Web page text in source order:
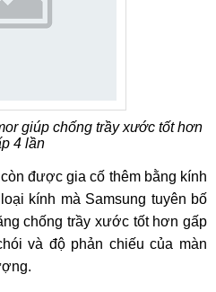
giúp chống trầy xước tốt hơn
4 lần
được gia cố thêm bằng kính
kính mà Samsung tuyên bố
chống trầy xước tốt hơn gấp
và độ phản chiếu của màn